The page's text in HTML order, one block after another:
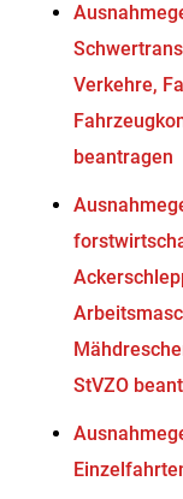
Verkehre,
beantragen
StVZO